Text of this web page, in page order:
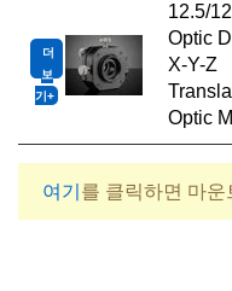
더
보
기
12.5/
Optic
X-Y-Z
Optic
여기 를 클릭하면 마